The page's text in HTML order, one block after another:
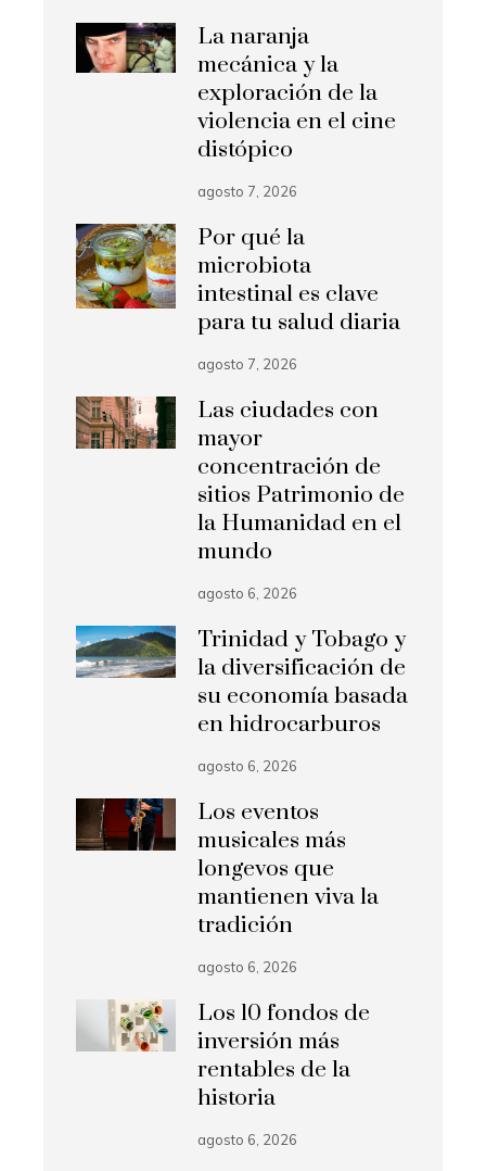
La naranja
mecánica y la
exploración de la
violencia en el cine
distópico
agosto 7, 2026
Por qué la
microbiota
intestinal es clave
para tu salud diaria
agosto 7, 2026
Las ciudades con
mayor
concentración de
sitios Patrimonio de
la Humanidad en el
mundo
agosto 6, 2026
Trinidad y Tobago y
la diversificación de
su economía basada
en hidrocarburos
agosto 6, 2026
Los eventos
musicales más
longevos que
mantienen viva la
tradición
agosto 6, 2026
Los 10 fondos de
inversión más
rentables de la
historia
agosto 6, 2026